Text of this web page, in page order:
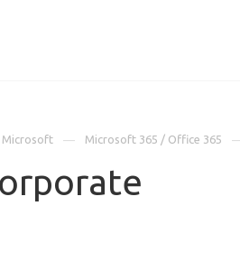
Microsoft Microsoft 365 / Office 365